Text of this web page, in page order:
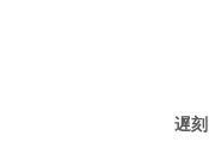
遅刻